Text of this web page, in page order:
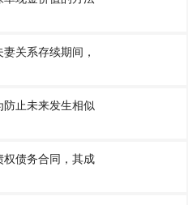
关系存续期间，
止未来发生相似
权债务合同，其成